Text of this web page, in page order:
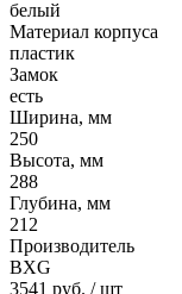
белый
Материал корпуса
пластик
Замок
есть
Ширина, мм
250
Высота, мм
288
Глубина, мм
212
Производитель
BXG
3541 руб. / шт